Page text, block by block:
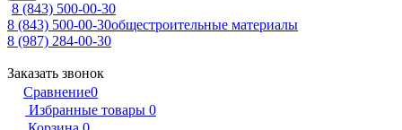
8 (843) 500-00-30
8 (843) 500-00-30общестроительные материалы
8 (987) 284-00-30
Заказать звонок
Сравнение0
Избранные товары 0